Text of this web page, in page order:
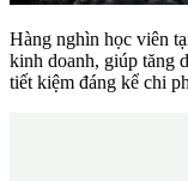
Hàng nghìn học viên
kinh doanh, giúp tăng
tiết kiệm đáng kể chi